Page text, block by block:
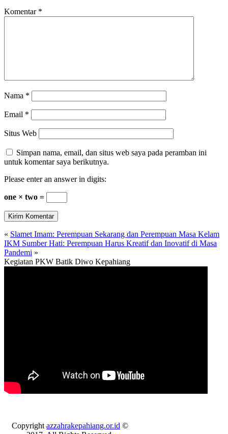
Komentar *
Nama *
Email *
Situs Web
Simpan nama, email, dan situs web saya pada peramban ini
untuk komentar saya berikutnya.
Please enter an answer in digits:
one × two =
« Slamet Imam: Perempuan Sekarang dan Perempuan Masa Kelam
IKM Sumber Hati: Perempuan Harus Kreatif dan Inovatif di Masa
Pandemi »
Kegiatan PKW Batik Diwo Kepahiang
Copyrightazzahrakepahiang.or.id ©